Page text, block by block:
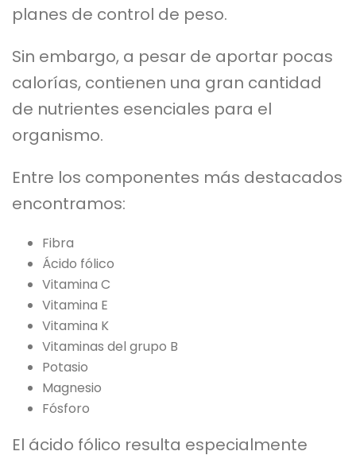
planes de control de peso.
Sin embargo, a pesar de aportar pocas
calorías, contienen una gran cantidad
de nutrientes esenciales para el
organismo.
Entre los componentes más destacados
encontramos:
Fibra
Ácido fólico
Vitamina C
Vitamina E
Vitamina K
Vitaminas del grupo B
Potasio
Magnesio
Fósforo
El ácido fólico resulta especialmente